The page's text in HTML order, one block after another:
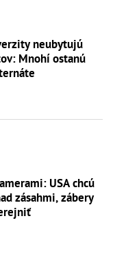
neubytujú
Mnohí ostanú
USA chcú
zásahmi, zábery